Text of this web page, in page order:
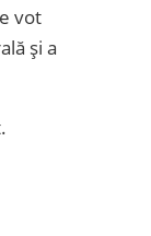
vot
şi a